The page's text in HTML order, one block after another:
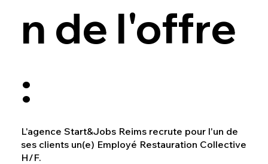
n de l'offre
:
L'agence Start&Jobs Reims recrute pour l'un de
ses clients un(e) Employé Restauration Collective
H/F.